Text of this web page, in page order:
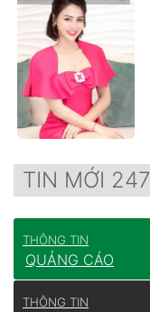
TIN MỚI 247
THÔNG TIN
QUẢNG CÁO
THÔNG TIN